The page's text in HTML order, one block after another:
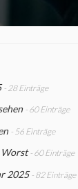
- 28 Einträge
- 60 Einträge
- 56 Einträge
Worst - 60 Einträge
2025 - 82 Einträge